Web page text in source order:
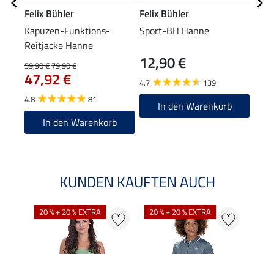
Felix Bühler
Kapuzen-Funktions-
Reitjacke Hanne
59,90 €79,90 €
47,92 €
4.8 81
In den Warenkorb
Felix Bühler
Sport-BH Hanne
12,90 €
4.7 139
In den Warenkorb
KUNDEN KAUFTEN AUCH
20 % + 20 % EXTRA 20 % + 20 % EXTRA